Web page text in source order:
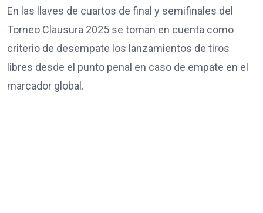
En las llaves de cuartos de final y semifinales del
Torneo Clausura 2025 se toman en cuenta como
criterio de desempate los lanzamientos de tiros
libres desde el punto penal en caso de empate en el
marcador global.